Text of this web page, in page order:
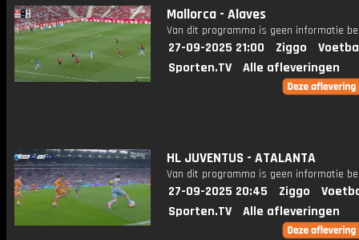
Mallorca - Alaves
Van dit programma is geen informatie
27-09-2025 21:00 Ziggo
Sporten.TV
Alle afleveringen
HL JUVENTUS - ATALANTA
Van dit programma is geen informatie
27-09-2025 20:45 Ziggo
Sporten.TV
Alle afleveringen